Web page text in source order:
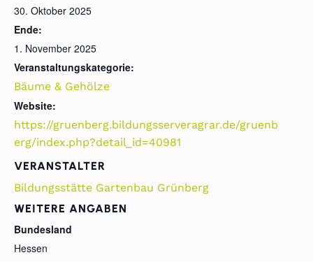
30. Oktober 2025
Ende:
1. November 2025
Veranstaltungskategorie:
Bäume & Gehölze
Website:
https://gruenberg.bildungsserveragrar.de/gruenb
erg/index.php?detail_id=40981
VERANSTALTER
Bildungsstätte Gartenbau Grünberg
WEITERE ANGABEN
Bundesland
Hessen